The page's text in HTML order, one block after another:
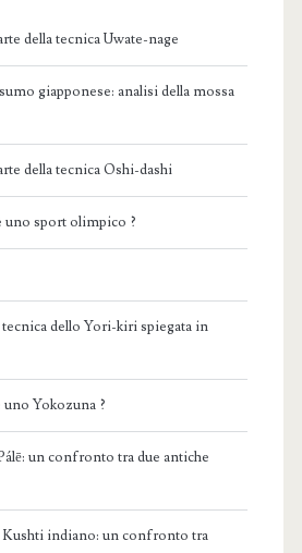
della tecnica Uwate-nage
giapponese: analisi della mossa
della tecnica Oshi-dashi
uno sport olimpico ?
dello Yori-kiri spiegata in
Yokozuna ?
un confronto tra due antiche
Kushti indiano: un confronto tra